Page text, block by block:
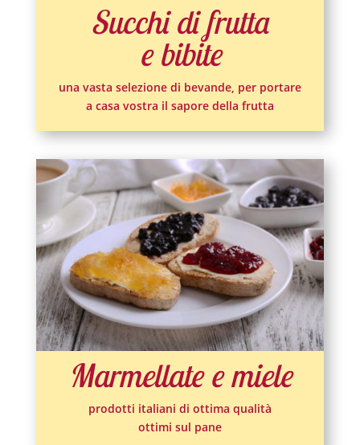
Succhi di frutta
e bibite
una vasta selezione di bevande, per portare
a casa vostra il sapore della frutta
Marmellate e miele
prodotti italiani di ottima qualità
ottimi sul pane